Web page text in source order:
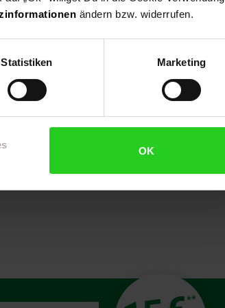
ändern bzw. widerrufen.
Statistiken Marketing
OK
**